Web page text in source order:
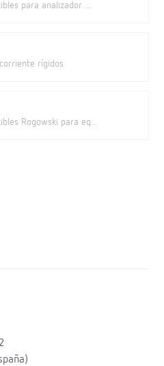
para analizador ...
rígidos
Rogowski para eq...